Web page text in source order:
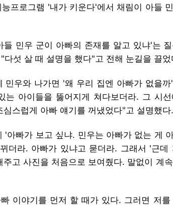
프로그램 '내가 키운다'에서 채림이 아들
들 민우 군이 아빠의 존재를 알고 있냐'는
다섯 살 때 설명을 했다"고 전해 눈길을 끌었
민우와 나가면 '왜 우리 집엔 아빠가 없을
는 아이들을 뚫어지게 쳐다보더라. 그 시
스럽게 아빠 얘기를 꺼냈었다"고 설명했다.
'아빠가 보고 싶냐. 민우는 아빠가 없는 게
더라. 아빠가 있냐고 묻더라. 그래서 '근데
고 사진을 처음으로 보여줬다. 말없이 계
이야기를 먼저 할 때가 있다. 그러면 저